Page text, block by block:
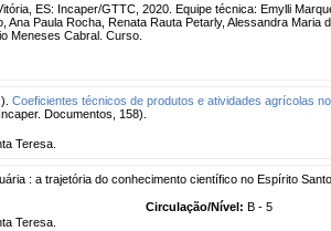
ES: Incaper/GTTC, 2020. Equipe técnica: Emylli
Ana Paula Rocha, Renata Rauta Petarly, Alessandra Maria
Meneses Cabral. Curso.
Coeficientes técnicos de produtos e atividades agrícolas
Documentos, 158).
Teresa.
: a trajetória do conhecimento científico no Espírito
Circulação/Nível: B - 5
Teresa.